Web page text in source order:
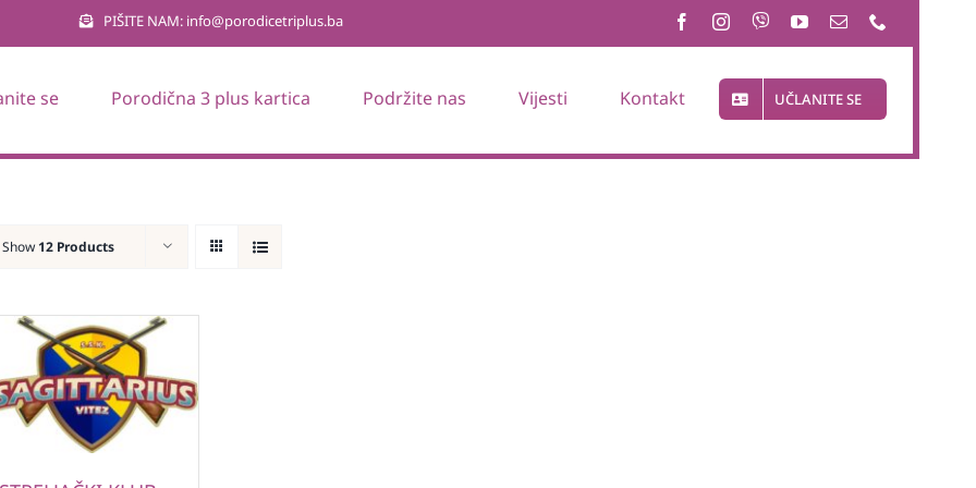
PIŠITE NAM: info@porodicetriplus.ba
se Porodična 3 plus kartica Podržite nas Vijesti Kontakt UČLANITE SE
Show 12 Products